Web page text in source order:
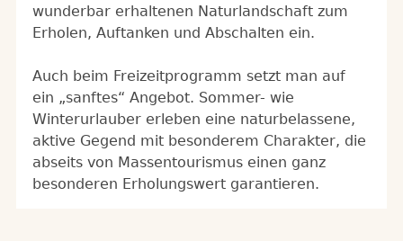
wunderbar erhaltenen Naturlandschaft zum
Erholen, Auftanken und Abschalten ein.
Auch beim Freizeitprogramm setzt man auf
ein „sanftes“ Angebot. Sommer- wie
Winterurlauber erleben eine naturbelassene,
aktive Gegend mit besonderem Charakter, die
abseits von Massentourismus einen ganz
besonderen Erholungswert garantieren.